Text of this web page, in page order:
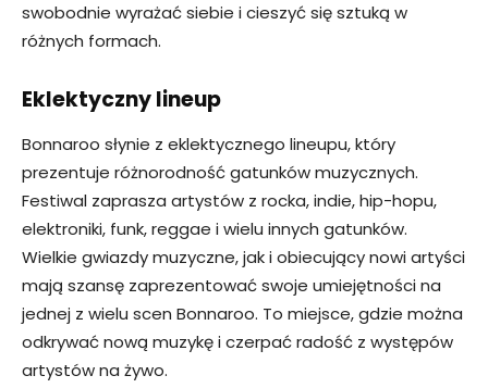
swobodnie wyrażać siebie i cieszyć się sztuką w
różnych formach.
Eklektyczny lineup
Bonnaroo słynie z eklektycznego lineupu, który
prezentuje różnorodność gatunków muzycznych.
Festiwal zaprasza artystów z rocka, indie, hip-hopu,
elektroniki, funk, reggae i wielu innych gatunków.
Wielkie gwiazdy muzyczne, jak i obiecujący nowi artyści
mają szansę zaprezentować swoje umiejętności na
jednej z wielu scen Bonnaroo. To miejsce, gdzie można
odkrywać nową muzykę i czerpać radość z występów
artystów na żywo.